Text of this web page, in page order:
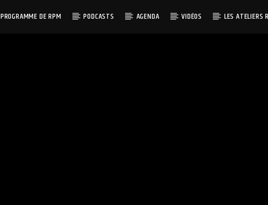
PROGRAMME DE RPM PODCASTS AGENDA VIDÉOS LES ATELIERS